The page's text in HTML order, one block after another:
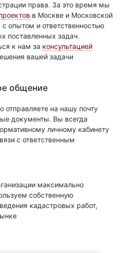
права. За это время мы
в Москве и Московской
с опытом и ответственностью
поставленных задач.
к нам за консультацией
вашей задачи
общение
отправляете на нашу почту
документы. Вы всегда
личному кабинету
с ответственным
максимально
собственную
кадастровых работ,